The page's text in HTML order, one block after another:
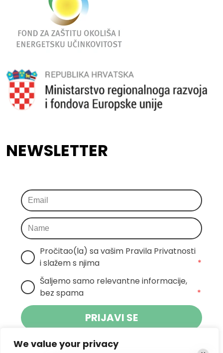
We value your privacy
NEWSLETTER
Pročitao(la) sa vašim Pravila Privatnosti
i slažem s njima
*
Šaljemo samo relevantne informacije,
bez spama
*
PRIJAVI SE
Klikom na gumb dajete suglasnost za